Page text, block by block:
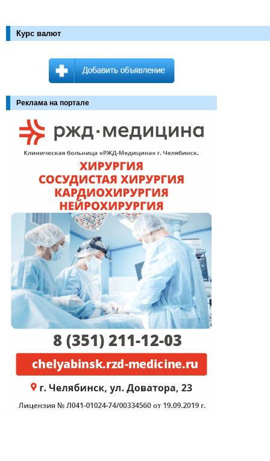
Курс валют
Реклама на портале